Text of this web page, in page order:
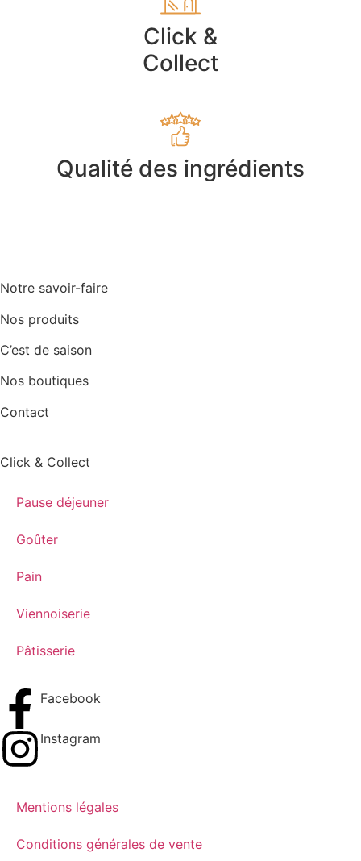
Click &
Collect
Qualité des ingrédients
Notre savoir-faire
Nos produits
C’est de saison
Nos boutiques
Contact
Click & Collect
Pause déjeuner
Goûter
Pain
Viennoiserie
Pâtisserie
Facebook
Instagram
Mentions légales
Conditions générales de vente